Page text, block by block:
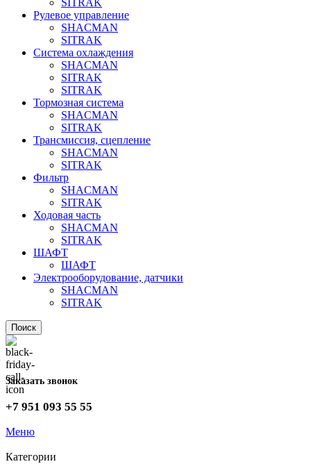
SITRAK
Рулевое управление
SHACMAN
SITRAK
Система охлаждения
SHACMAN
SITRAK
SITRAK
Тормозная система
SHACMAN
SITRAK
Трансмиссия, сцепление
SHACMAN
SITRAK
Фильтр
SHACMAN
SITRAK
Ходовая часть
SHACMAN
SITRAK
ШАФТ
ШАФТ
Электрооборудование, датчики
SHACMAN
SITRAK
Поиск
Заказать звонок
+7 951 093 55 55
Меню
Категории